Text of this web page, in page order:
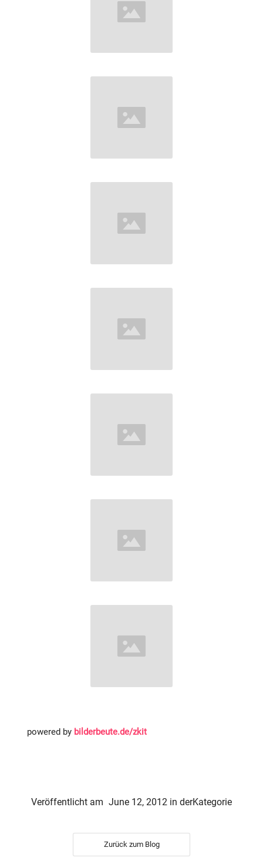
powered by bilderbeute.de/zkit
Veröffentlicht am June 12, 2012 in derKategorie
Zurück zum Blog